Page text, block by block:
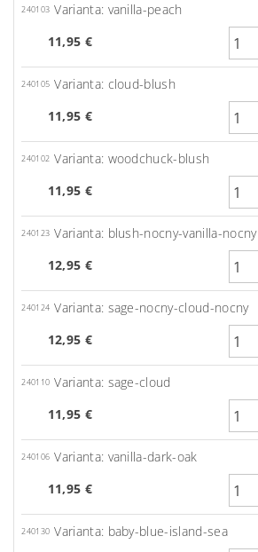
240103 Varianta: vanilla-peach
11,95 €
240105 Varianta: cloud-blush
11,95 €
240102 Varianta: woodchuck-blush
11,95 €
240123 Varianta: blush-nocny-vanilla-nocny
12,95 €
240124 Varianta: sage-nocny-cloud-nocny
12,95 €
240110 Varianta: sage-cloud
11,95 €
240106 Varianta: vanilla-dark-oak
11,95 €
240130 Varianta: baby-blue-island-sea